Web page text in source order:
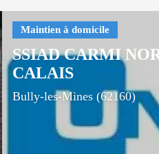
SSIAD CARMI
CALAIS
Bully-les-Mines (62160)